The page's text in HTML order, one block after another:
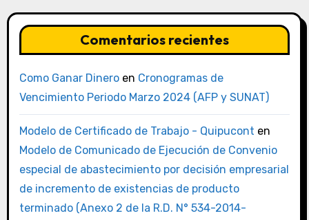
Comentarios recientes
Como Ganar Dineroen Cronogramas de
Vencimiento Periodo Marzo 2024 (AFP y SUNAT)
Modelo de Certificado de Trabajo - Quipucont en
Modelo de Comunicado de Ejecución de Convenio
especial de abastecimiento por decisión empresarial
de incremento de existencias de producto
terminado (Anexo 2 de la R.D. N° 534-2014-